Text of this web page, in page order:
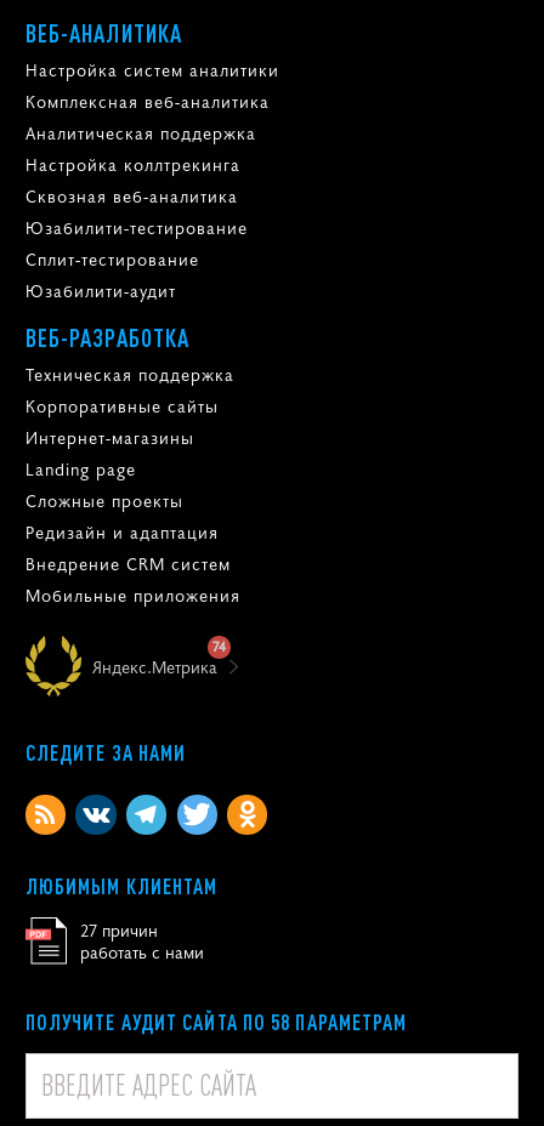
ВЕБ-АНАЛИТИКА
Настройка систем аналитики
Комплексная веб-аналитика
Аналитическая поддержка
Настройка коллтрекинга
Сквозная веб-аналитика
Юзабилити-тестирование
Сплит-тестирование
Юзабилити-аудит
ВЕБ-РАЗРАБОТКА
Техническая поддержка
Корпоративные сайты
Интернет-магазины
Landing page
Сложные проекты
Редизайн и адаптация
Внедрение CRM систем
Мобильные приложения
Яндекс.Метрика
74
СЛЕДИТЕ ЗА НАМИ
ЛЮБИМЫМ КЛИЕНТАМ
27 причин
работать с нами
ПОЛУЧИТЕ АУДИТ САЙТА ПО 58 ПАРАМЕТРАМ